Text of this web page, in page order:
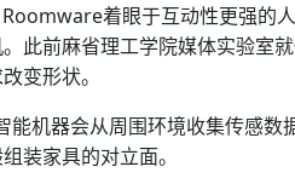
着眼于互动性更强的
此前麻省理工学院媒体实验室
变形状。
机器会从周围环境收集传感数
装家具的对立面。